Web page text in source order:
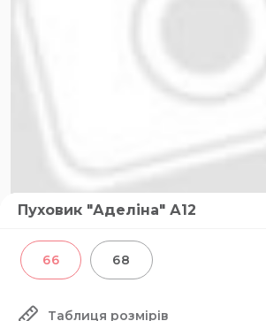
Пуховик "Аделіна" А12
66 68
Таблиця розмірів